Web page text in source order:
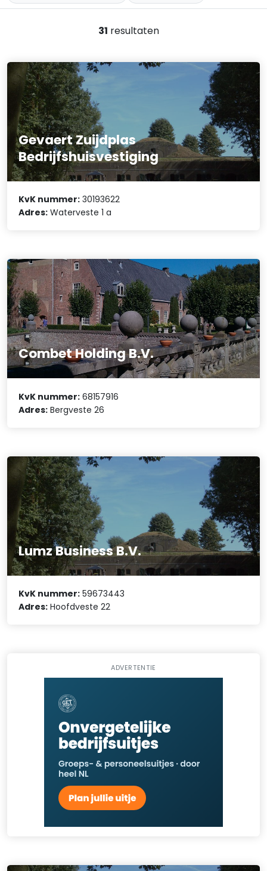
31 resultaten
Gevaert Zuijdplas
Bedrijfshuisvestiging
KvK nummer: 30193622
Adres: Waterveste 1 a
Combet Holding B.V.
KvK nummer: 68157916
Adres: Bergveste 26
Lumz Business B.V.
KvK nummer: 59673443
Adres: Hoofdveste 22
ADVERTENTIE